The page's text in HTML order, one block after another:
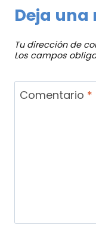
Deja una
Tu dirección de
Los campos
Comentario *